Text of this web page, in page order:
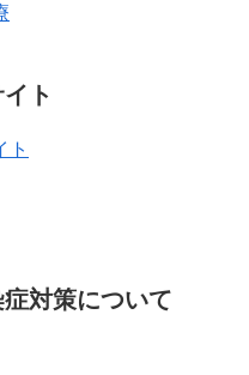
ト
ト
対策について